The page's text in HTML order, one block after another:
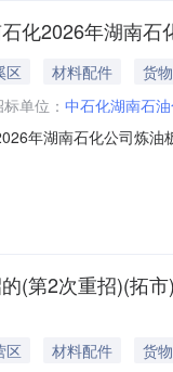
化2026年湖南
区 材料配件
货物
单位： 中石化湖南石
年湖南石化公司炼
2:闸阀
(第2次重招)(拓
区 材料配件
货物